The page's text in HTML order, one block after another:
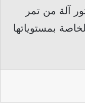
آلة من تمر
بمستوياتها